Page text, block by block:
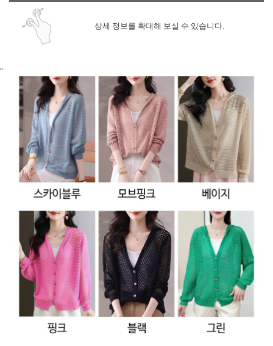
상세 정보를 확대해 보실 수 있습니다.
"